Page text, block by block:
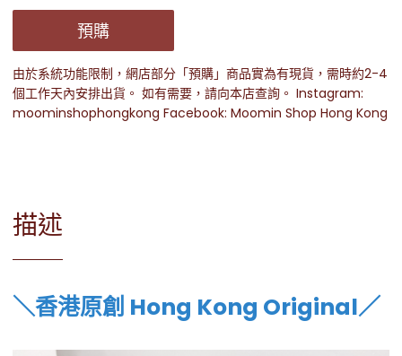
預購
由於系統功能限制，網店部分「預購」商品實為有現貨，需時約2-4
個工作天內安排出貨。 如有需要，請向本店查詢。 Instagram:
moominshophongkong Facebook: Moomin Shop Hong Kong
描述
＼香港原創 Hong Kong Original／